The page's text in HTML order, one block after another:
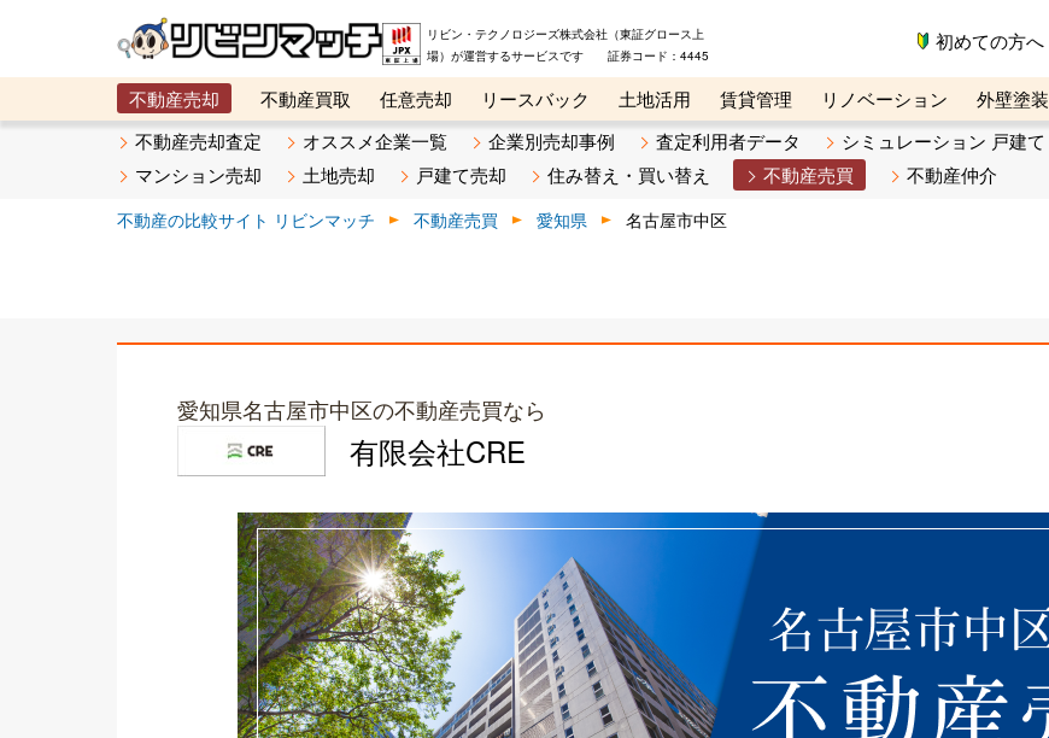
リビン・テクノロジーズ株式会社（東証グロース上
場）が運営するサービスです 証券コード：4445
初めての方へ
不動産売却 不動産買取 任意売却 リースバック 土地活用 賃貸管理 リノベーション 外壁塗装
メタ住宅展示場
ベスト不動産カンパニー オンライン講座 リビンマガジンBiz 不動産売却ご相談デスク
不動産売却査定 オススメ企業一覧 企業別売却事例 査定利用者データ
シミュレーション 戸建て
マンション売却
土地売却 戸建て売却 住み替え・買い替え 不動産売買 不動産仲介
不動産の比較サイト リビンマッチ 不動産売買 愛知県 名古屋市中区
愛知県名古屋市中区の不動産売買なら
有限会社CRE